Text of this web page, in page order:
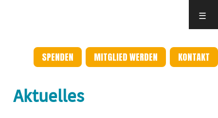
☰
SPENDEN MITGLIED WERDEN KONTAKT
Aktuelles